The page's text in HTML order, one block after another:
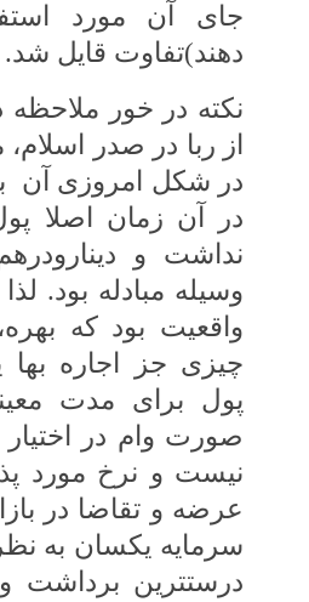
جای آن مورد
‏دهند)تفاوت قایل شد.
نکته در خور ملاحظه
از ربا در صدر
در شکل امروزی‏ آن
در آن زمان اصلا
نداشت و
وسیله مبادله‏ بود. لذا
واقعیت بود که
چیزی جز اجاره بها
پول‏ برای مدت
صورت وام در اختیار
نیست و نرخ مورد
عرضه و تقاضا در
سرمایه یکسان به
درست‏ترین برداشت